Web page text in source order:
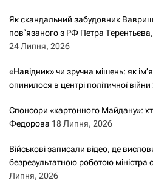
Як скандальний забудовник
повʼязаного з РФ Петра
24 Липня, 2026
«Навідник» чи зручна мішень: як
опинилося в центрі політичної війни
Спонсори «картонного Майдану»:
Федорова 18 Липня, 2026
Військові записали відео, де
безрезультатною роботою
Липня, 2026